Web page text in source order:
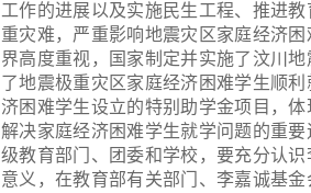
工作的进展以及实施民生工程、推进
重灾难，严重影响地震灾区家庭经济
界高度重视，国家制定并实施了汶川
了地震极重灾区家庭经济困难学生顺
济困难学生设立的特别助学金项目，
解决家庭经济困难学生就学问题的重
级教育部门、团委和学校，要充分认
意义，在教育部有关部门、李嘉诚基